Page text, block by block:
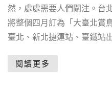
然，處處需要人們關注。台
將整個四月訂為「大臺北賞
臺北、新北捷運站、臺鐵站
閱讀更多